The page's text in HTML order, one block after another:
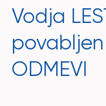
Vodja
ODMEVI